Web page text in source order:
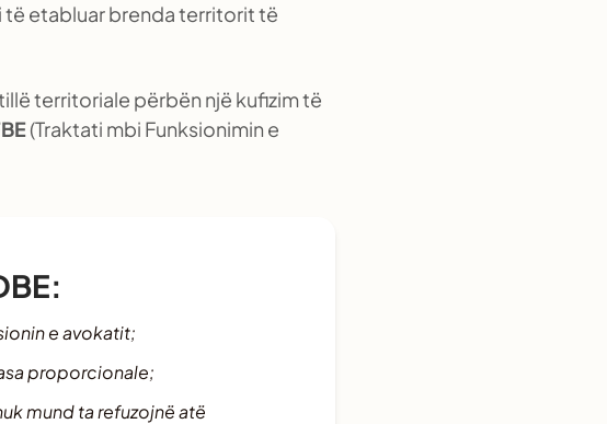
të etabluar brenda territorit të
territoriale përbën një kufizim të
(Traktati mbi Funksionimin e
e avokatit;
proporcionale;
mund ta refuzojnë atë